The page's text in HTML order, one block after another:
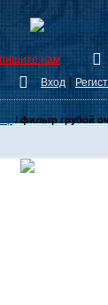
нам
Вход
/фильтр грубой